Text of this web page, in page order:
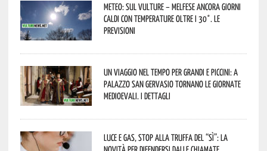
Meteo: sul Vulture – melfese ancora giorni
caldi con temperature oltre i 30°. Le
previsioni
Un viaggio nel tempo per grandi e piccini: a
Palazzo San Gervasio tornano le Giornate
Medioevali. I dettagli
Luce e gas, stop alla truffa del “Sì”: la